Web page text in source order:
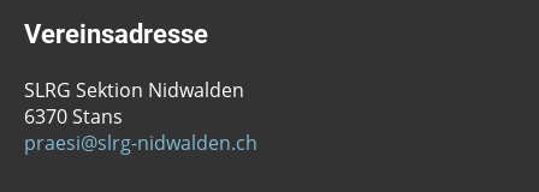
Vereinsadresse
SLRG Sektion Nidwalden
6370 Stans
praesi@slrg-nidwalden.ch